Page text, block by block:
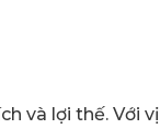
và lợi thế. Với vị